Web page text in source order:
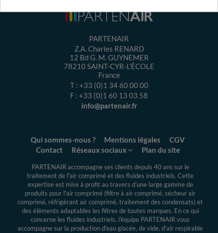
PARTENAIR
Z.A. Charles RENARD
12 Bd G. M. GUYNEMER
78210SAINT-CYR-L’ÉCOLE
France
T : +33 (0)1 34 60 00 00
F : +33 (0)1 60 13 03 58
info@partenair.fr
Qui sommes-nous ? Mentions légales
CGV
Contact
Réseaux sociaux Plan du site
PARTENAIR accompagne ses clients depuis 40 ans sur le
traitement de l'air comprimé et des fluides industriels. Cette
expertiseest mise à profit au travers d'une large gamme de
produits pour l'air comprimé (filtre à air comprimé, sécheur air
comprimé, réfrigérant air comprimé, traitement des condensats) et
des éléments adaptables les filtres de toutes marques. En ce qui
concerne les fluides industriels, l'équipe PARTENAIR vous
accompagne sur la production d'eau glacée, de vide, d'air respirable